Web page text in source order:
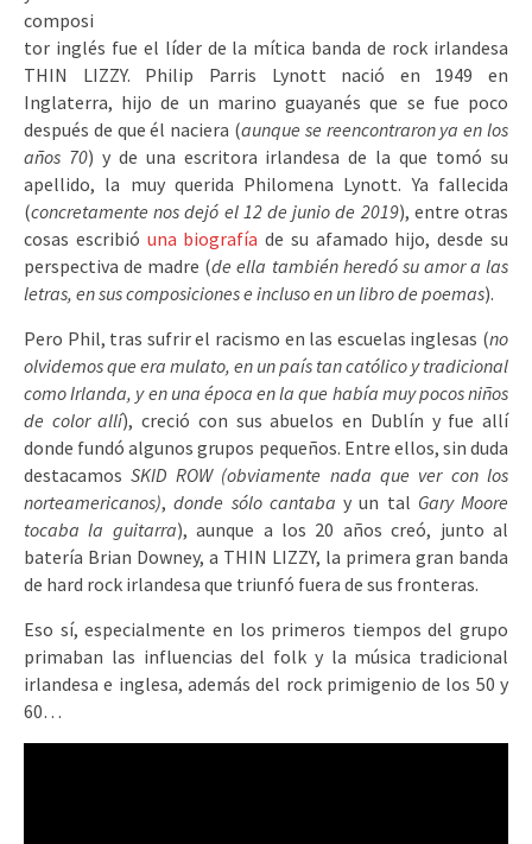
composi
tor inglés fue el líder de la mítica banda de rock irlandesa
THIN LIZZY. Philip Parris Lynott nació en 1949 en
Inglaterra, hijo de un marino guayanés que se fue poco
después de que él naciera (aunque se reencontraron ya en los
años 70) y de una escritora irlandesa de la que tomó su
apellido, la muy querida Philomena Lynott. Ya fallecida
(concretamente nos dejó el 12 de junio de 2019), entre otras
cosas escribió una biografía de su afamado hijo, desde su
perspectiva de madre (de ella también heredó su amor a las
letras, en sus composiciones e incluso en un libro de poemas).
Pero Phil, tras sufrir el racismo en las escuelas inglesas (no
olvidemos que era mulato, en un país tan católico y tradicional
como Irlanda, y en una época en la que había muy pocos niños
de color allí), creció con sus abuelos en Dublín y fue allí
donde fundó algunos grupos pequeños. Entre ellos, sin duda
destacamosSKID ROW (obviamente nada que ver con los
norteamericanos),donde sólo cantaba y un tal Gary Moore
tocaba la guitarra), aunque a los 20 años creó, junto al
batería Brian Downey, a THIN LIZZY, la primera gran banda
de hard rock irlandesa que triunfó fuera de sus fronteras.
Eso sí, especialmente en los primeros tiempos del grupo
primaban las influencias del folk y la música tradicional
irlandesa e inglesa, además del rock primigenio de los 50 y
60…